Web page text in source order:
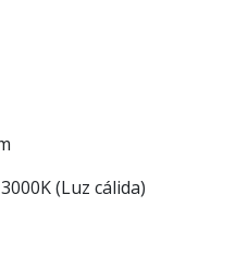
(Luz cálida)